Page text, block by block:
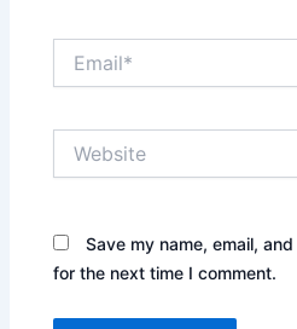
Save my name, email,
for the next time I comment.